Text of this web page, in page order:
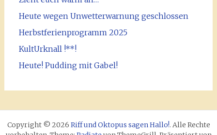
Heute wegen Unwetterwarnung geschlossen
Herbstferienprogramm 2025
KultUrknall !**!
Heute! Pudding mit Gabel!
Copyright © 2026 Riff und Oktopus sagen Hallo!. Alle Rechte